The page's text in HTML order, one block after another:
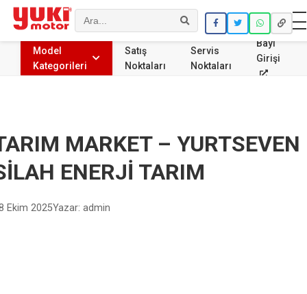
Ara
Model
Kategorileri
Satış
Noktaları
Servis
Noktaları
Bayi
Girişi
MARKET – YURTSEVEN
ENERJİ TARIM
Ekim 2025Yazar: admin